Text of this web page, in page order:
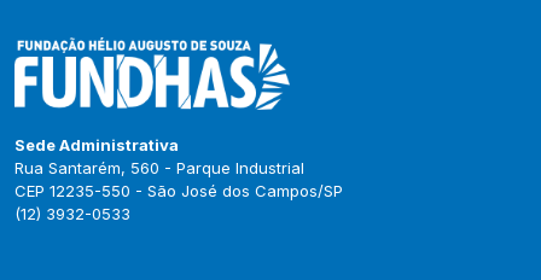
Sede Administrativa
Rua Santarém, 560 - Parque Industrial
CEP 12235-550 - São José dos Campos/SP
(12) 3932-0533